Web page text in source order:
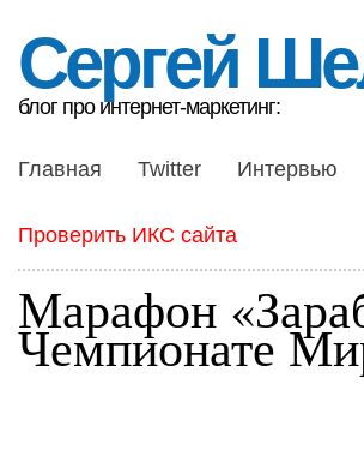
Сергей
блог про интернет-маркетинг:
Главная Twitter Интервью
Проверить ИКС сайта
Марафон
Чемпионате